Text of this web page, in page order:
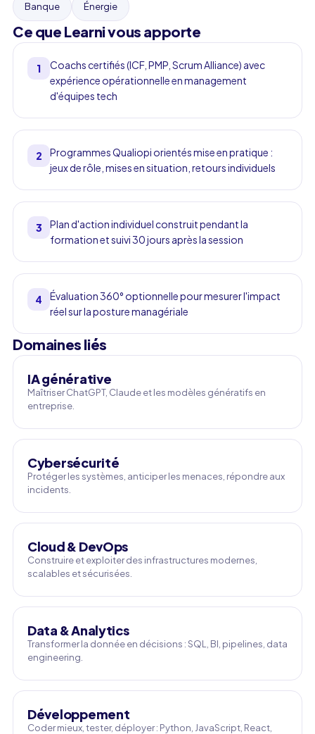
Banque Énergie
Ce que Learni vous apporte
1
Coachs certifiés (ICF, PMP, Scrum Alliance) avec
expérience opérationnelle en management
d'équipes tech
2
Programmes Qualiopi orientés mise en pratique :
jeux de rôle, mises en situation, retours individuels
3
Plan d'action individuel construit pendant la
formation et suivi 30 jours après la session
4
Évaluation 360° optionnelle pour mesurer l'impact
réel sur la posture managériale
Domaines liés
IA générative
Maîtriser ChatGPT, Claude et les modèles génératifs en
entreprise.
Cybersécurité
Protéger les systèmes, anticiper les menaces, répondre aux
incidents.
Cloud & DevOps
Construire et exploiter des infrastructures modernes,
scalables et sécurisées.
Data & Analytics
Transformer la donnée en décisions : SQL, BI, pipelines, data
engineering.
Développement
Coder mieux, tester, déployer : Python, JavaScript, React,